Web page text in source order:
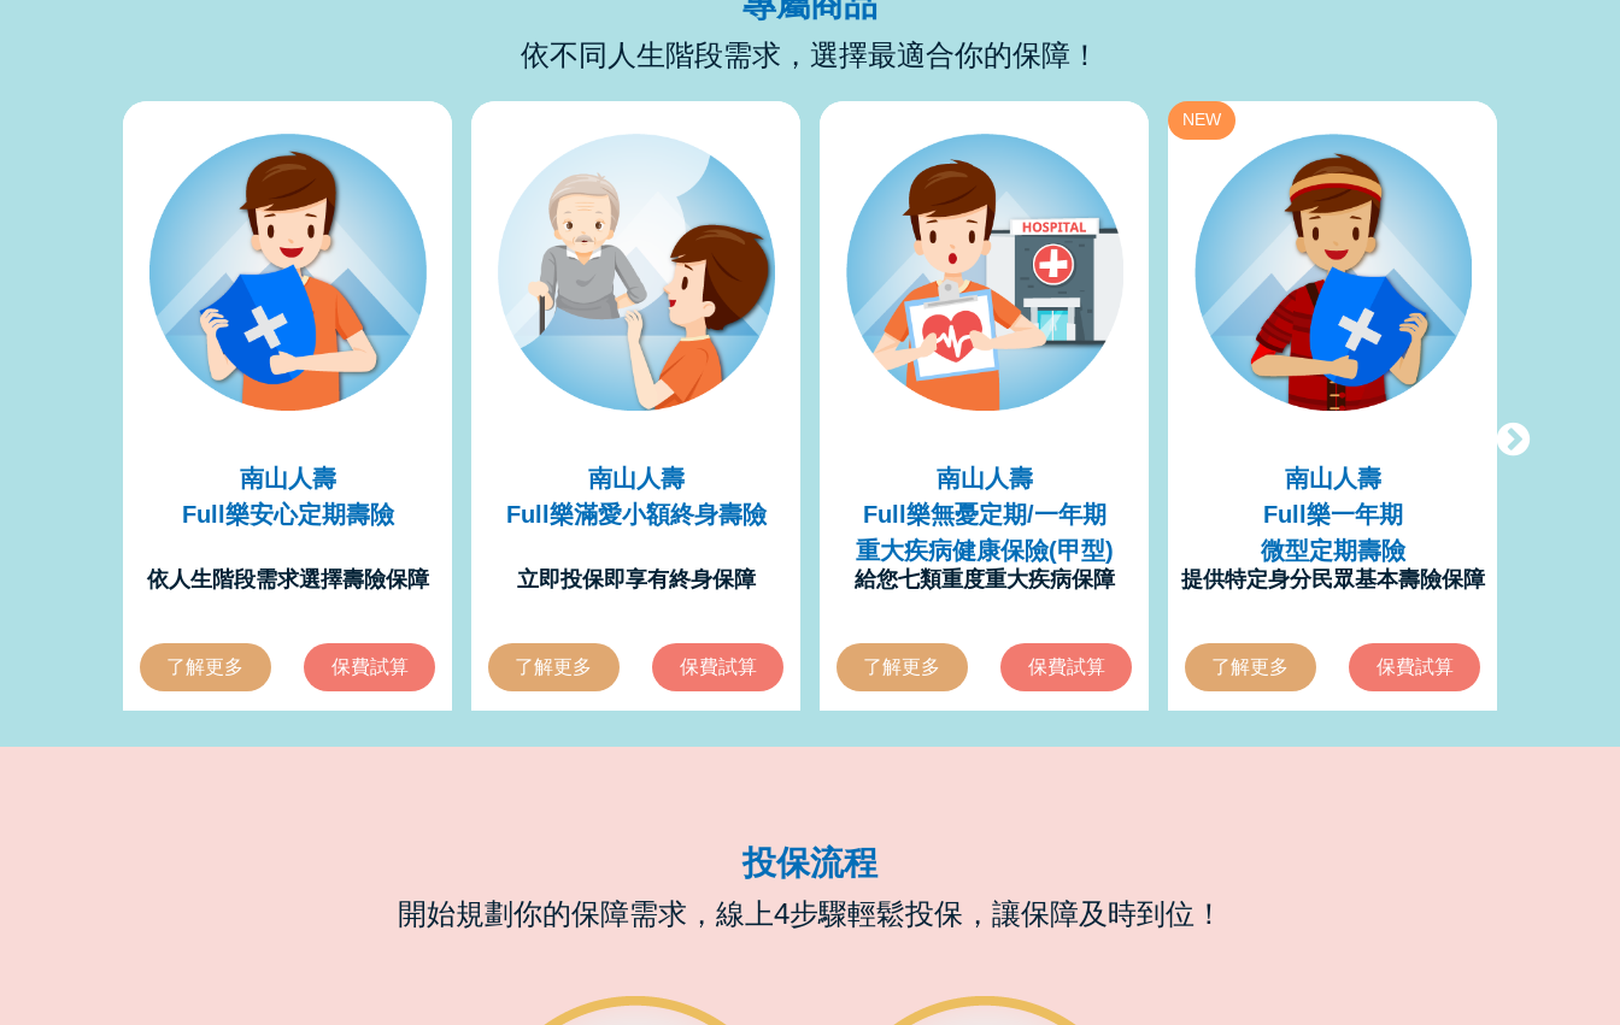
依不同人生階段需求，選擇最適合你的保障！
南山人壽
Full樂安心定期壽險
依人生階段需求選擇壽險保障
了解更多 保費試算
南山人壽
Full樂滿愛小額終身壽險
立即投保即享有終身保障
了解更多 保費試算
南山人壽
Full樂無憂定期/一年期
重大疾病健康保險(甲型)
給您七類重度重大疾病保障
了解更多 保費試算
NEW
南山人壽
Full樂一年期
微型定期壽險
提供特定身分民眾基本壽險保障
了解更多 保費試算
投保流程
開始規劃你的保障需求，線上4步驟輕鬆投保，讓保障及時到位！